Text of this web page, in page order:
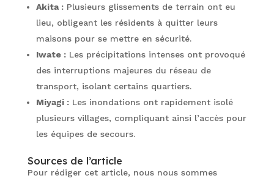
Akita :Plusieurs glissements de terrain ont eu
lieu, obligeant les résidents à quitter leurs
maisons pour se mettre en sécurité.
Iwate :Les précipitations intenses ont provoqué
des interruptions majeures du réseau de
transport, isolant certains quartiers.
Miyagi :Les inondations ont rapidement isolé
plusieurs villages, compliquant ainsi l’accès pour
les équipes de secours.
Sources de l’article
Pour rédiger cet article, nous nous sommes